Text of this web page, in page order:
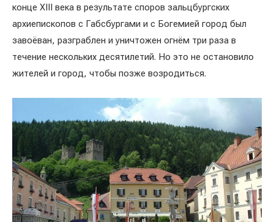
конце XIII века в результате споров зальцбургских
архиепископов с Габсбургами и с Богемией город был
завоёван, разграблен и уничтожен огнём три раза в
течение нескольких десятилетий. Но это не остановило
жителей и город, чтобы позже возродиться.